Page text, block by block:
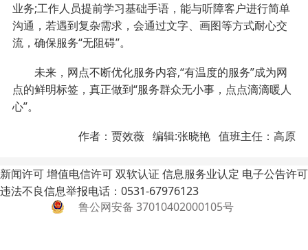
业务;工作人员提前学习基础手语，能与听障客户进行简单
沟通，若遇到复杂需求，会通过文字、画图等方式耐心交
流，确保服务“无阻碍”。
未来，网点不断优化服务内容,“有温度的服务”成为网
点的鲜明标签，真正做到“服务群众无小事，点点滴滴暖人
心”。
作者：贾效薇 编辑:张晓艳 值班主任：高原
新闻许可增值电信许可双软认证 信息服务业认定 电子公告许可
违法不良信息举报电话：0531-67976123
鲁公网安备 37010402000105号